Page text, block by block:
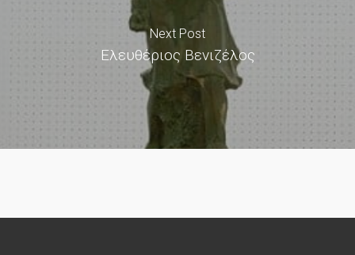
Next Post
Ελευθέριος Βενιζέλος